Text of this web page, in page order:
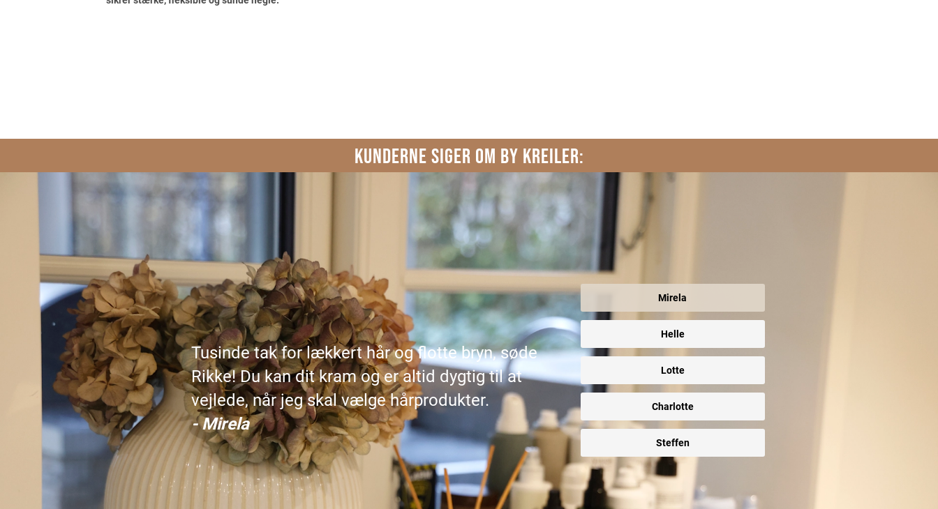
KUNDERNE SIGER OM BY KREILER:
Mirela
Helle
Lotte
Charlotte
Steffen
Tusinde tak for lækkert hår og flotte bryn, søde
Rikke! Du kan dit kram og er altid dygtig til at
vejlede, når jeg skal vælge hårprodukter.
- Mirela